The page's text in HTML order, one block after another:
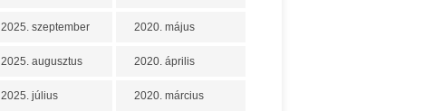
2025. szeptember
2025. augusztus
2025. július
2020. május
2020. április
2020. március